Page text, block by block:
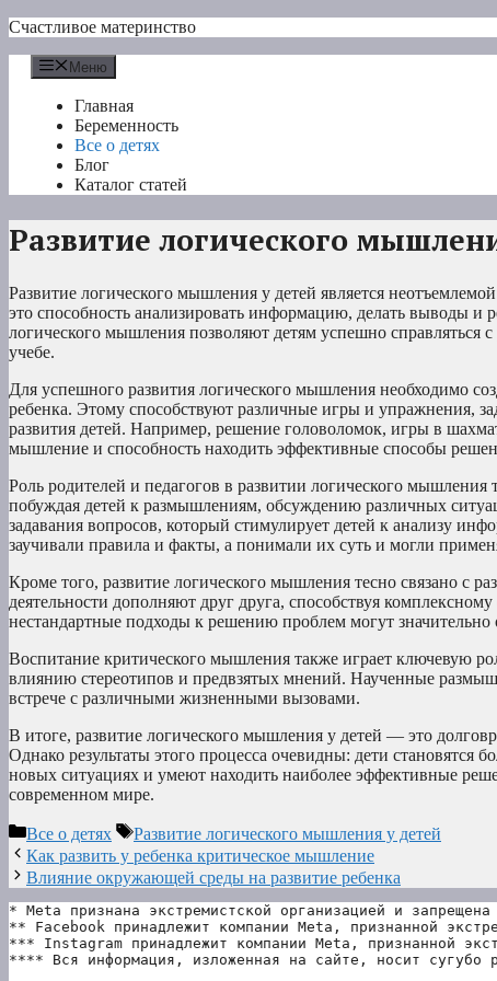
Перейти
содержимому
Счастливое материнство
Меню
Главная
Беременность
Все о детях
Блог
Каталог статей
Развитие логического
Развитие логического мышления у детей является
это способность анализировать информацию, делать выводы и
логического мышления позволяют детям успешно
учебе.
Для успешного развития логического мышления необходимо
ребенка. Этому способствуют различные игры и упражнения,
развития детей. Например, решение головоломок, игры в
мышление и способность находить эффективные способы
Роль родителей и педагогов в развитии логического
побуждая детей к размышлениям, обсуждению различных
задавания вопросов, который стимулирует детей к анализу
заучивали правила и факты, а понимали их суть и могли
Кроме того, развитие логического мышления тесно связано с
деятельности дополняют друг друга, способствуя
нестандартные подходы к решению проблем могут значительно
Воспитание критического мышления также играет ключевую
влиянию стереотипов и предвзятых мнений. Наученные
встрече с различными жизненными вызовами.
В итоге, развитие логического мышления у детей — это
Однако результаты этого процесса очевидны: дети
новых ситуациях и умеют находить наиболее эффективные
современном мире.
Рубрики
Все о детях Метки
Развитие логического мышления у детей
Как развить у ребенка критическое мышление
Влияние окружающей среды на развитие ребенка
* Meta признана экстремистской организацией и
** Facebook принадлежит компании Meta, признанной
*** Instagram принадлежит компании Meta, признанной
**** Вся информация, изложенная на сайте, носит сугубо